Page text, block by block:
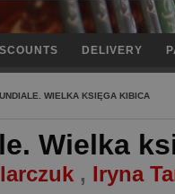
DELIVERY
WIELKA KSIĘGA KIBICA
Wielka
, Iryna